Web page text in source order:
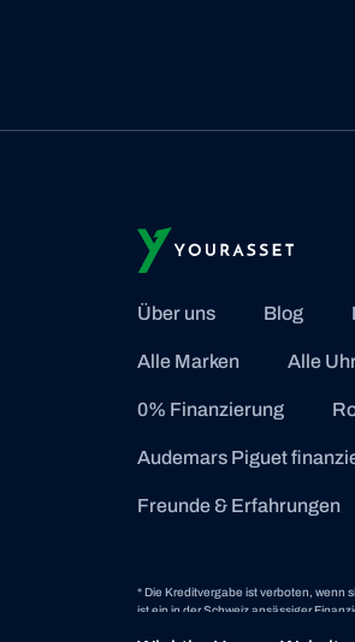
Über uns Blog
Alle Marken Alle
0% Finanzierung
Audemars Piguet
Freunde & Erfahrungen
* Die Kreditvergabe ist verboten, wenn
ist ein in der Schweiz ansässiger